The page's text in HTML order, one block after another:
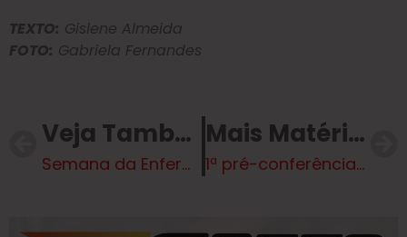
TEXTO: Gislene Almeida
FOTO: Gabriela Fernandes
Veja Também
Semana da Enfermagem é celebrada em sessão solene
Mais Matérias
1ª pré-conferência da 10ª Conferência Municipal de Saúde reúne moradores e propostas para fortalecimento do SUS